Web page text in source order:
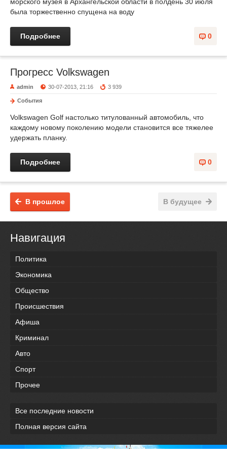
была торжественно спущена на воду
0
Подробнее
Прогресс Volkswagen
admin 30-07-2013, 21:16 3 939
События
Volkswagen Golf настолько титулованный автомобиль, что
каждому новому поколению модели становится все тяжелее
удержать планку.
0
Подробнее
В будущее
В прошлое
Навигация
Политика
Экономика
Общество
Происшествия
Афиша
Криминал
Авто
Спорт
Прочее
Все последние новости
Полная версия сайта